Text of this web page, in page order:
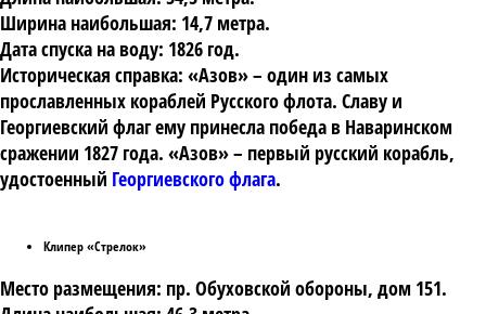
Ширина наибольшая: 14,7 метра.
Дата спуска на воду: 1826 год.
Историческая справка: «Азов» – один из самых
прославленных кораблей Русского флота. Славу и
Георгиевский флаг ему принесла победа в Наваринском
сражении 1827 года. «Азов» – первый русский корабль,
удостоенный Георгиевского флага.
Клипер «Стрелок»
Место размещения: пр. Обуховской обороны, дом 151.